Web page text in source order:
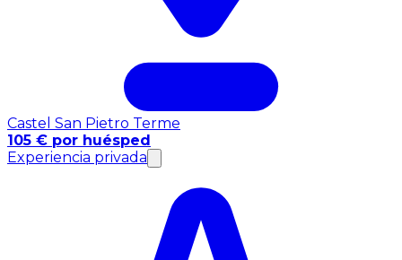
Castel San Pietro Terme
105 € por huésped
Experiencia privada